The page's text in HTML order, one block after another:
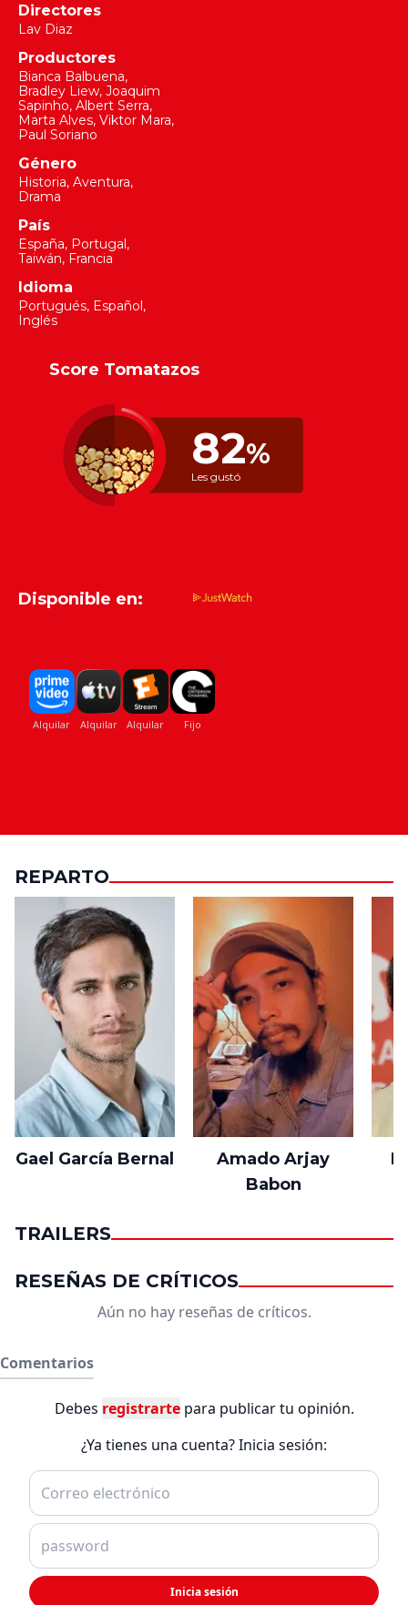
Directores
Lav Diaz
Productores
Bianca Balbuena,
Bradley Liew, Joaquim
Sapinho, Albert Serra,
Marta Alves, Viktor Mara,
Paul Soriano
Género
Historia, Aventura,
Drama
País
España, Portugal,
Taiwán, Francia
Idioma
Portugués, Español,
Inglés
Score Tomatazos
82%
Les gustó
Disponible en:
REPARTO
Gael García Bernal
Amado Arjay
Babon
TRAILERS
RESEÑAS DE CRÍTICOS
Aún no hay reseñas de críticos.
Comentarios
Debes registrartepara publicar tu opinión.
¿Ya tienes una cuenta? Inicia sesión:
Inicia sesión